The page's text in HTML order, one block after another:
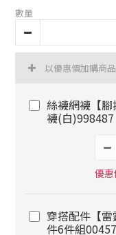
數量
以優惠價加購商品
絲襪網襪【
襪(白)998487
優
穿搭配件【
件6件組